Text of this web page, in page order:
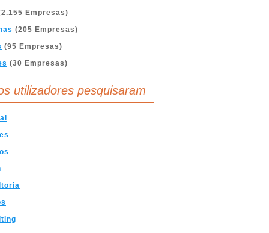
Empresas)
(205 Empresas)
(95 Empresas)
(30 Empresas)
utilizadores pesquisaram